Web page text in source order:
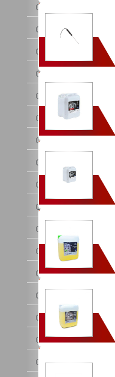
CHILZ
CIME
CNIX
COFFF
COLDLINE
COMENDA
COMPACK
CONVITO
CONVOTHERM
COOL COMPACT
COOLEQ
CRAZY PAN
CREM
CRYSPI
CUCKOO
CUNILL
CUPPONE